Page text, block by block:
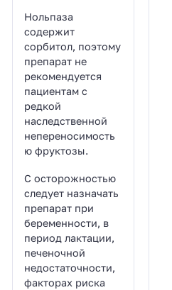
Нольпаза
содержит
сорбитол, поэтому
препарат не
рекомендуется
пациентам с
редкой
наследственной
непереносимость
ю фруктозы.
С осторожностью
следует назначать
препарат при
беременности, в
период лактации,
печеночной
недостаточности,
факторах риска